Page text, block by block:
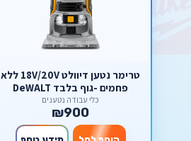
טרימר נטען דיוולט 18V/20V ללא
פחמים -גוף בלבד DeWALT
כלי עבודה נטענים
₪900